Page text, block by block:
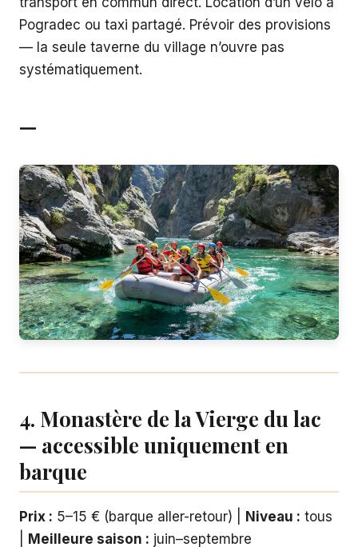
Pogradec ou taxi partagé. Prévoir des provisions
— la seule taverne du village n’ouvre pas
systématiquement.
—
4. Monastère de la Vierge du lac
— accessible uniquement en
barque
Prix : 5–15 € (barque aller-retour) | Niveau : tous
Meilleure saison : juin–septembre